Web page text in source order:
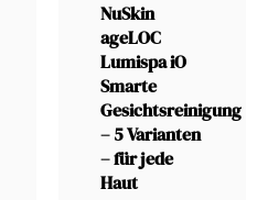
NuSkin
ageLOC
Lumispa iO
Smarte
Gesichtsreinigung
– 5 Varianten
– für jede
Haut